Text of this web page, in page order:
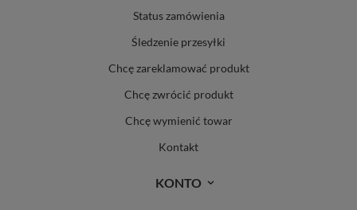
Status zamówienia
Śledzenie przesyłki
Chcę zareklamować produkt
Chcę zwrócić produkt
Chcę wymienić towar
Kontakt
KONTO